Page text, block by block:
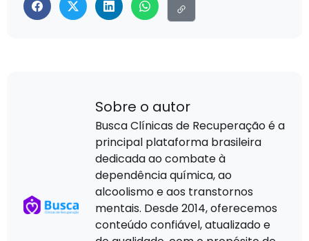
Sobre o autor
Busca Clínicas de Recuperação é a
principal plataforma brasileira
dedicada ao combate à
dependência química, ao
alcoolismo e aos transtornos
mentais. Desde 2014, oferecemos
conteúdo confiável, atualizado e